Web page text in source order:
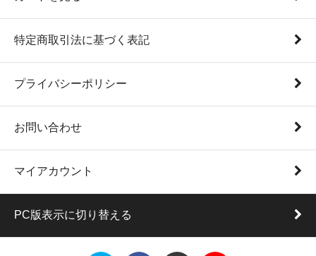
特定商取引法に基づく表記
プライバシーポリシー
お問い合わせ
マイアカウント
PC版表示に切り替える